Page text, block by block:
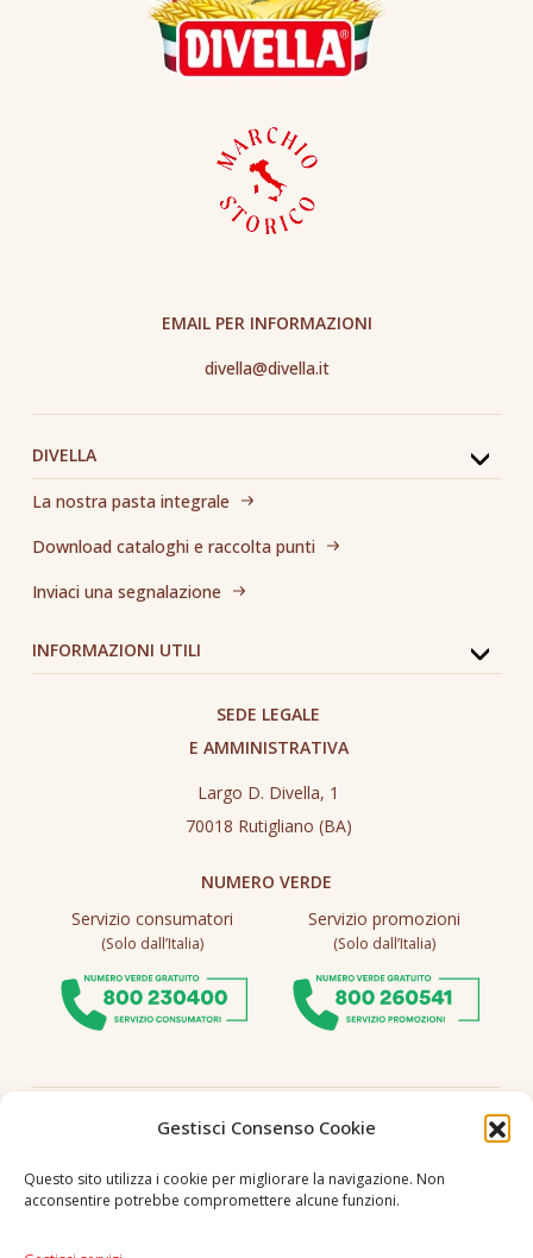
Gestisci Consenso Cookie
Questo sito utilizza i cookie per migliorare la navigazione. Non
acconsentire potrebbe compromettere alcune funzioni.
DIVELLA
La nostra pasta integrale
Download cataloghi e raccolta punti
Inviaci una segnalazione
INFORMAZIONI UTILI
EMAIL PER INFORMAZIONI
divella@divella.it
SEDE LEGALE
E AMMINISTRATIVA
Largo D. Divella, 1
70018 Rutigliano (BA)
NUMERO VERDE
Servizio consumatori
(Solo dall’Italia)
Servizio promozioni
(Solo dall’Italia)
Seguici